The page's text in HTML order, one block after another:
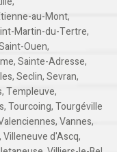
au-Mont,
Martin-du-Tertre,
Ouen,
,Sainte-Adresse,
,Seclin,Sevran,
,Templeuve,
,Tourcoing,Tourgéville
,Vannes,
,Villeneuve d'Ascq,